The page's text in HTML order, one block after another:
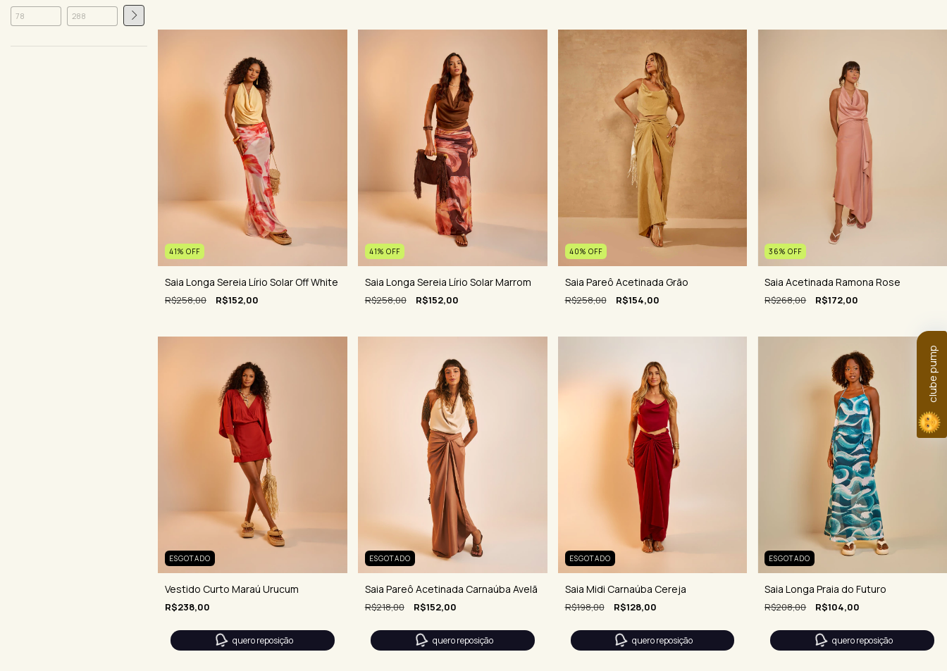
41% OFF
Saia Longa Sereia Lírio Solar Off White
R$258,00 R$152,00
41% OFF
Saia Longa Sereia Lírio Solar Marrom
R$258,00 R$152,00
40% OFF
Saia Pareô Acetinada Grão
R$258,00 R$154,00
36%OFF
Saia Acetinada Ramona Rose
R$268,00 R$172,00
ESGOTADO
Vestido Curto Maraú Urucum
R$238,00
quero reposição
ESGOTADO
Saia Pareô Acetinada Carnaúba Avelã
R$218,00 R$152,00
quero reposição
ESGOTADO
Saia Midi Carnaúba Cereja
R$198,00 R$128,00
quero reposição
ESGOTADO
Saia Longa Praia do Futuro
R$208,00 R$104,00
quero reposição
clube pump